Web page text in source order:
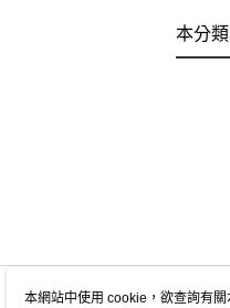
本分
本網站中使用 cookie，欲查詢有